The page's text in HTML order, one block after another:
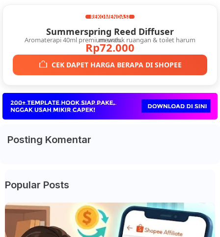
REKOMENDASI
Summerspring Reed Diffuser
Aromaterapi 40ml premium untuk ruangan & toilet harum mewah.
Rp72.000
CEK DAPET HARGA BERAPA DI SHOPEE
Posting Komentar
Popular Posts